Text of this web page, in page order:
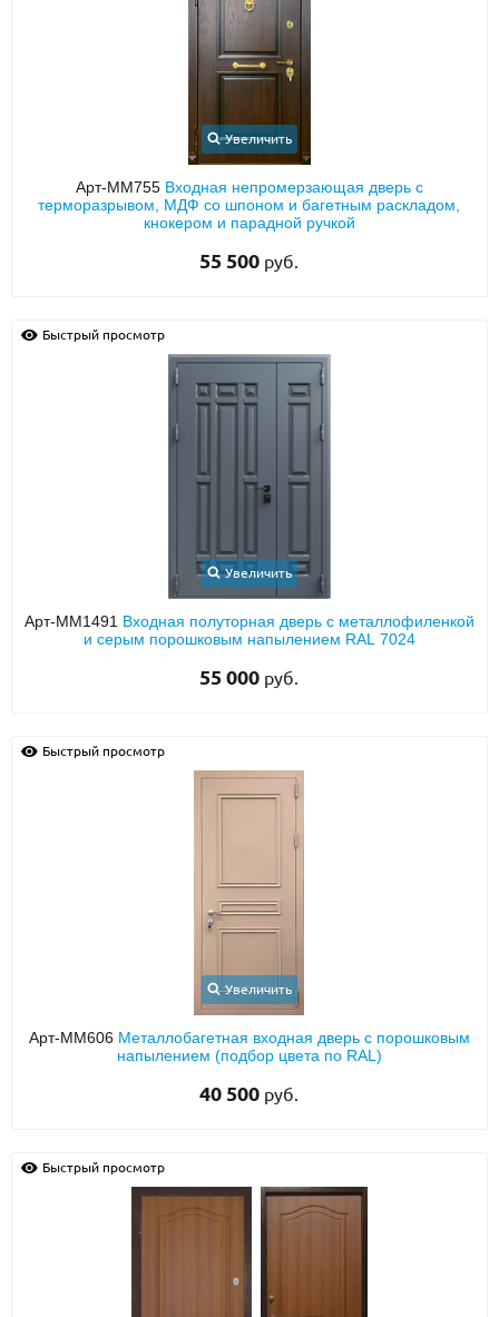
Увеличить
Арт-ММ755 Входная непромерзающая дверь с
терморазрывом, МДФ со шпоном и багетным раскладом,
кнокером и парадной ручкой
55 500 руб.
Быстрый просмотр
Увеличить
Арт-ММ1491 Входная полуторная дверь с металлофиленкой
и серым порошковым напылением RAL 7024
55 000 руб.
Быстрый просмотр
Увеличить
Арт-ММ606 Металлобагетная входная дверь с порошковым
напылением (подбор цвета по RAL)
40 500 руб.
Быстрый просмотр